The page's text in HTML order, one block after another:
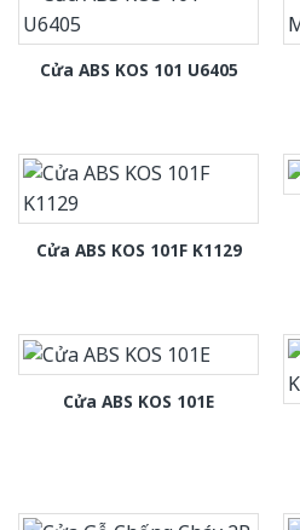
Cửa ABS KOS 101 U6405
Cửa ABS KOS 101F K1129
Cửa ABS KOS 101E